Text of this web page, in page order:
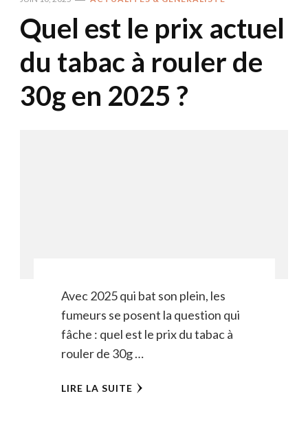
Quel est le prix actuel
du tabac à rouler de
30g en 2025 ?
Avec 2025 qui bat son plein, les
fumeurs se posent la question qui
fâche : quel est le prix du tabac à
rouler de 30g …
LIRE LA SUITE